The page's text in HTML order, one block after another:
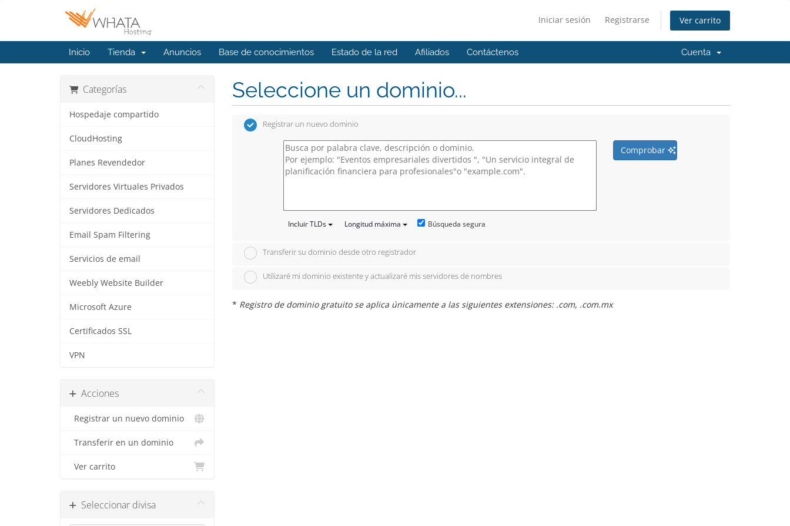
Iniciar sesión Registrarse Ver carrito
Inicio Tienda Anuncios Base de conocimientos Estado de la red Afiliados Contáctenos Cuenta
Categorías
Hospedaje compartido
CloudHosting
Planes Revendedor
Servidores Virtuales Privados
Servidores Dedicados
Email Spam Filtering
Servicios de email
Weebly Website Builder
Microsoft Azure
Certificados SSL
VPN
Acciones
Registrar un nuevo dominio
Transferir en un dominio
Ver carrito
Seleccionar divisa
Seleccione un dominio...
Registrar un nuevo dominio
Comprobar
Incluir TLDs Longitud máxima Búsqueda segura
Transferir su dominio desde otro registrador
Utilizaré mi dominio existente y actualizaré mis servidores de nombres
* Registro de dominio gratuito se aplica únicamente a las siguientes extensiones: .com, .com.mx